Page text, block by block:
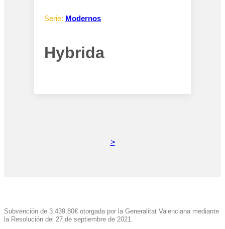
Serie: Modernos
Hybrida
>
Subvención de 3.439,80€ otorgada por la Generalitat Valenciana mediante
la Resolución del 27 de septiembre de 2021.